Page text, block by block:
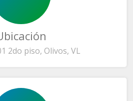
2do piso, Olivos, VL